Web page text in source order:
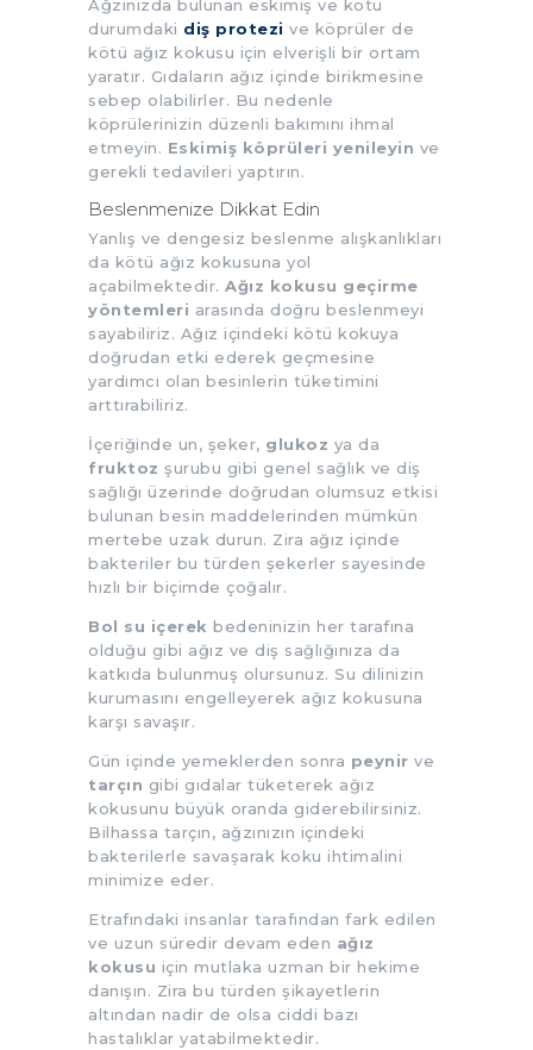
Ağzınızda bulunan eskimiş ve kötü
durumdaki diş protezi ve köprüler de
kötü ağız kokusu için elverişli bir ortam
yaratır. Gıdaların ağız içinde birikmesine
sebep olabilirler. Bu nedenle
köprülerinizin düzenli bakımını ihmal
etmeyin. Eskimiş köprüleri yenileyin ve
gerekli tedavileri yaptırın.
Beslenmenize Dikkat Edin
Yanlış ve dengesiz beslenme alışkanlıkları
da kötü ağız kokusuna yol
açabilmektedir. Ağız kokusu geçirme
yöntemleri arasında doğru beslenmeyi
sayabiliriz. Ağız içindeki kötü kokuya
doğrudan etki ederek geçmesine
yardımcı olan besinlerin tüketimini
arttırabiliriz.
İçeriğinde un, şeker, glukoz ya da
fruktoz şurubu gibi genel sağlık ve diş
sağlığı üzerinde doğrudan olumsuz etkisi
bulunan besin maddelerinden mümkün
mertebe uzak durun. Zira ağız içinde
bakteriler bu türden şekerler sayesinde
hızlı bir biçimde çoğalır.
Bol su içerek bedeninizin her tarafına
olduğu gibi ağız ve diş sağlığınıza da
katkıda bulunmuş olursunuz. Su dilinizin
kurumasını engelleyerek ağız kokusuna
karşı savaşır.
Gün içinde yemeklerden sonra peynir ve
tarçın gibi gıdalar tüketerek ağız
kokusunu büyük oranda giderebilirsiniz.
Bilhassa tarçın, ağzınızın içindeki
bakterilerle savaşarak koku ihtimalini
minimize eder.
Etrafındaki insanlar tarafından fark edilen
ve uzun süredir devam eden ağız
kokusu için mutlaka uzman bir hekime
danışın. Zira bu türden şikayetlerin
altından nadir de olsa ciddi bazı
hastalıklar yatabilmektedir.